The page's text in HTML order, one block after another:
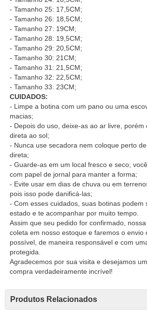
- Tamanho 25: 17,5CM;
- Tamanho 26: 18,5CM;
- Tamanho 27: 19CM;
- Tamanho 28: 19,5CM;
- Tamanho 29: 20,5CM;
- Tamanho 30: 21CM;
- Tamanho 31: 21,5CM;
- Tamanho 32: 22,5CM;
- Tamanho 33: 23CM;
CUIDADOS:
- Limpe a botina com um pano ou uma
macias;
- Depois do uso, deixe-as ao ar livre, porém
direta ao sol;
- Nunca use secadora nem coloque perto
direta;
- Guarde-as em um local fresco e seco;
com papel de jornal para manter a forma;
- Evite usar em dias de chuva ou em
pois isso pode danificá-las;
- Com esses cuidados, suas botinas podem
estado e te acompanhar por muito tempo.
Assim que seu pedido for confirmado,
coleta em nosso estoque e faremos o envio
possível, de maneira responsável e com
protegida.
Agradecemos por sua visita e desejamos
compra verdadeiramente incrível!
Produtos Relacionados